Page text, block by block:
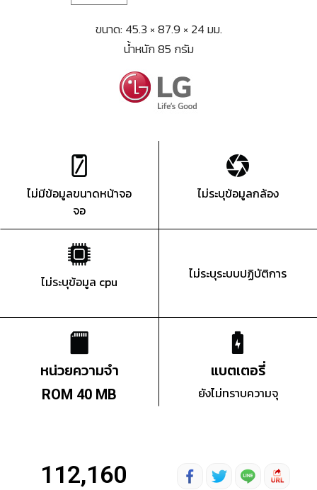
ขนาด: 45.3 × 87.9 × 24 มม.
น้ำหนัก 85 กรัม
ไม่มีข้อมูลขนาดหน้าจอ
จอ
ไม่ระบุข้อมูลกล้อง
ไม่ระบุข้อมูล cpu ไม่ระบุระบบปฏิบัติการ
หน่วยความจำ
ROM 40 MB
แบตเตอรี่
ยังไม่ทราบความจุ
112,160